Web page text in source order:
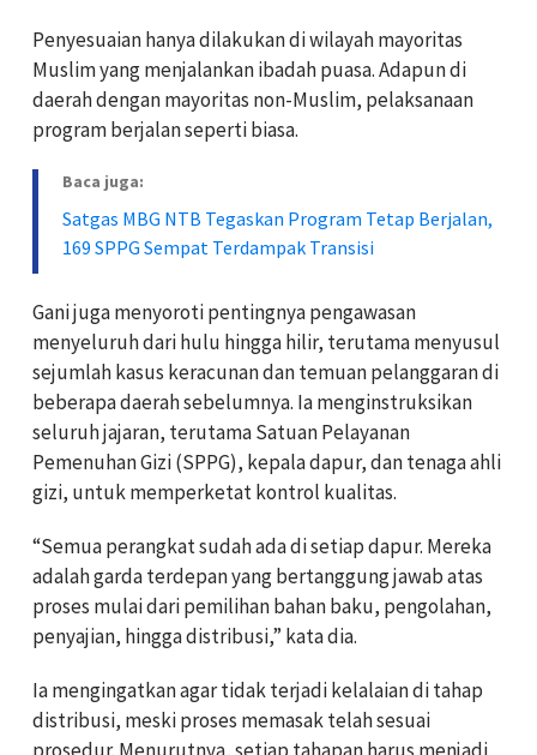
Penyesuaian hanya dilakukan di wilayah mayoritas
Muslim yang menjalankan ibadah puasa. Adapun di
daerah dengan mayoritas non-Muslim, pelaksanaan
program berjalan seperti biasa.
Baca juga:
Satgas MBG NTB Tegaskan Program Tetap Berjalan,
169 SPPG Sempat Terdampak Transisi
Gani juga menyoroti pentingnya pengawasan
menyeluruh dari hulu hingga hilir, terutama menyusul
sejumlah kasus keracunan dan temuan pelanggaran di
beberapa daerah sebelumnya. Ia menginstruksikan
seluruh jajaran, terutama Satuan Pelayanan
Pemenuhan Gizi (SPPG), kepala dapur, dan tenaga ahli
gizi, untuk memperketat kontrol kualitas.
“Semua perangkat sudah ada di setiap dapur. Mereka
adalah garda terdepan yang bertanggung jawab atas
proses mulai dari pemilihan bahan baku, pengolahan,
penyajian, hingga distribusi,” kata dia.
Ia mengingatkan agar tidak terjadi kelalaian di tahap
distribusi, meski proses memasak telah sesuai
prosedur. Menurutnya, setiap tahapan harus menjadi